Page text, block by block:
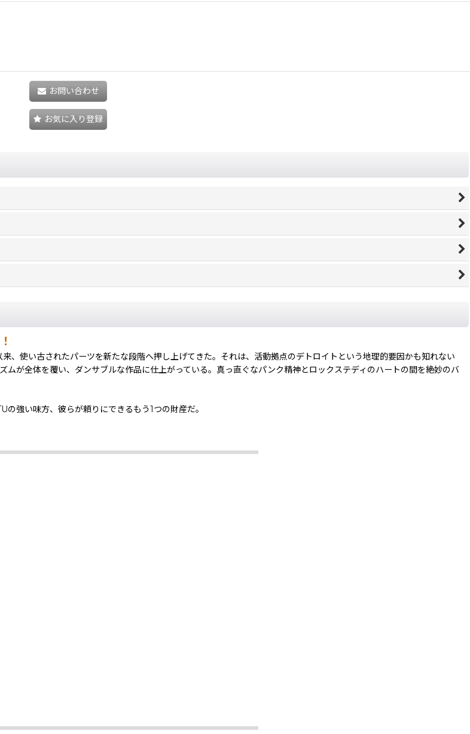
お問い合わせ
お気に入り登録
使い古されたパーツを新たな段階へ押し上げてきた。それは、活動拠点のデトロイトという地理的要因かも知れない
が全体を覆い、ダンサブルな作品に仕上がっている。真っ直ぐなパンク精神とロックステディのハートの間を絶妙のバ
強い味方、彼らが頼りにできるもう1つの財産だ。